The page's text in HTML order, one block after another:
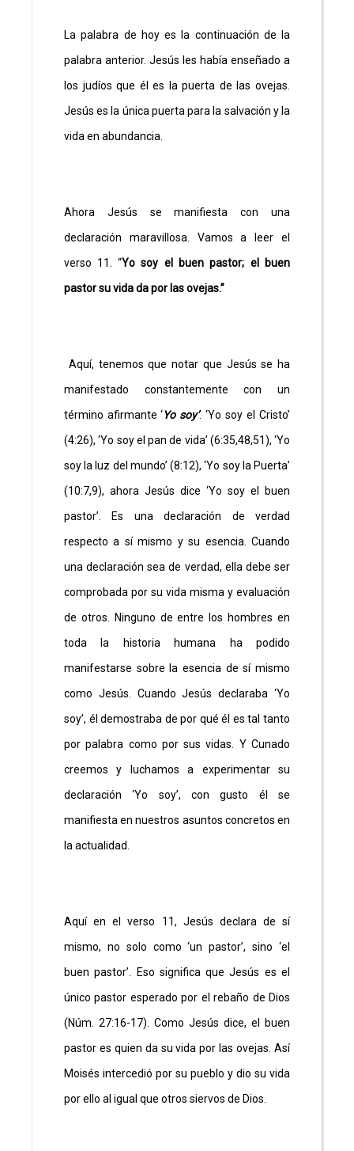
La palabra de hoy es la continuación de la
palabra anterior. Jesús les había enseñado a
los judíos que él es la puerta de las ovejas.
Jesús es la única puerta para la salvación y la
vida en abundancia.
Ahora Jesús se manifiesta con una
declaración maravillosa. Vamos a leer el
verso 11. “Yo soy el buen pastor; el buen
pastor su vida da por las ovejas.”
Aquí, tenemos que notar que Jesús se ha
manifestado constantemente con un
término afirmante ‘Yo soy’. ‘Yo soy el Cristo’
(4:26), ‘Yo soy el pan de vida’ (6:35,48,51), ‘Yo
soy la luz del mundo’ (8:12), ‘Yo soy la Puerta’
(10:7,9), ahora Jesús dice ‘Yo soy el buen
pastor’. Es una declaración de verdad
respecto a sí mismo y su esencia. Cuando
una declaración sea de verdad, ella debe ser
comprobada por su vida misma y evaluación
de otros. Ninguno de entre los hombres en
toda la historia humana ha podido
manifestarse sobre la esencia de sí mismo
como Jesús. Cuando Jesús declaraba ‘Yo
soy’, él demostraba de por qué él es tal tanto
por palabra como por sus vidas. Y Cunado
creemos y luchamos a experimentar su
declaración ‘Yo soy’, con gusto él se
manifiesta en nuestros asuntos concretos en
la actualidad.
Aquí en el verso 11, Jesús declara de sí
mismo, no solo como ‘un pastor’, sino ‘el
buen pastor’. Eso significa que Jesús es el
único pastor esperado por el rebaño de Dios
(Núm. 27:16-17). Como Jesús dice, el buen
pastor es quien da su vida por las ovejas. Así
Moisés intercedió por su pueblo y dio su vida
por ello al igual que otros siervos de Dios.